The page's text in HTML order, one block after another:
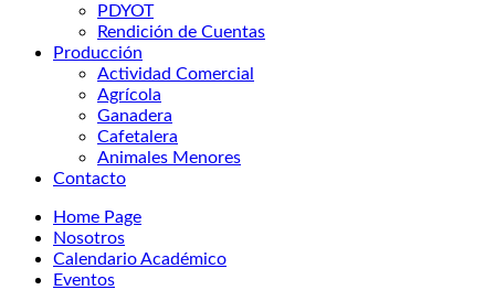
PDYOT
Rendición de Cuentas
Producción
Actividad Comercial
Agrícola
Ganadera
Cafetalera
Animales Menores
Contacto
Home Page
Nosotros
Calendario Académico
Eventos